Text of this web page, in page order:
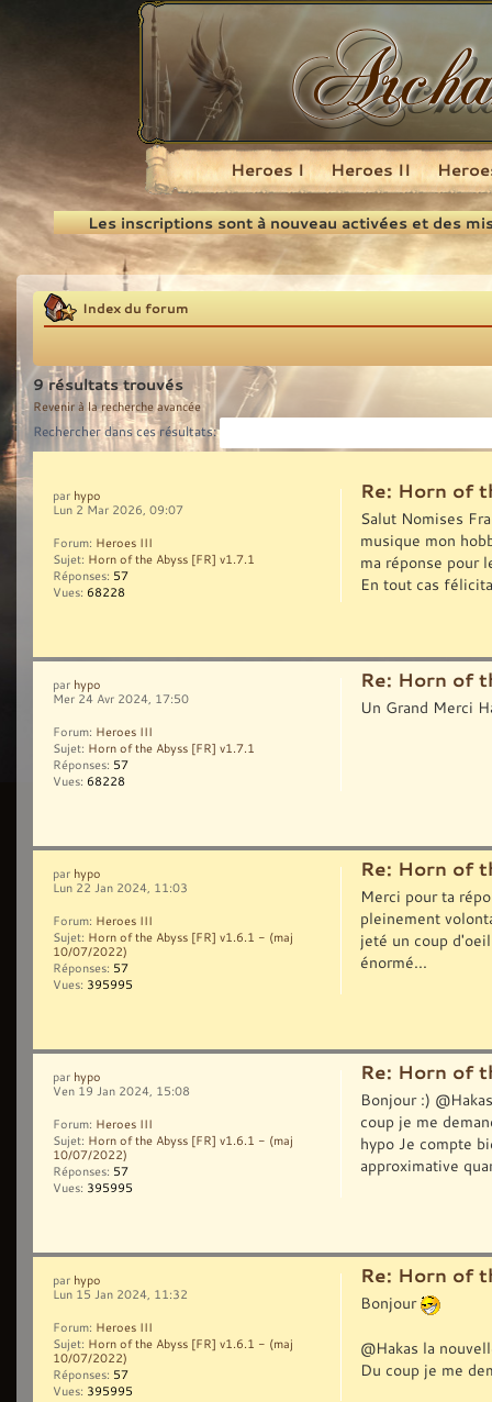
Recherche
Heroes I Heroes II
Les inscriptions sont à nouveau activées et des
Index du forum
9 résultats trouvés
Revenir à la recherche avancée
Rechercher dans ces résultats:
Re: Horn of
Salut Nomises
musique mon
ma réponse pour
En tout cas
par hypo
Lun 2 Mar 2026, 09:07
Forum: Heroes III
Sujet: Horn of the Abyss [FR] v1.7.1
Réponses: 57
Vues: 68228
Re: Horn of
Un Grand Merci
par hypo
Mer 24 Avr 2024, 17:50
Forum: Heroes III
Sujet: Horn of the Abyss [FR] v1.7.1
Réponses: 57
Vues: 68228
Re: Horn of
Merci pour ta
pleinement
jeté un coup
énormé...
par hypo
Lun 22 Jan 2024, 11:03
Forum: Heroes III
Sujet: Horn of the Abyss [FR] v1.6.1 - (maj
10/07/2022)
Réponses: 57
Vues: 395995
Re: Horn of
Bonjour :)
coup je me
hypo Je compte
approximative
par hypo
Ven 19 Jan 2024, 15:08
Forum: Heroes III
Sujet: Horn of the Abyss [FR] v1.6.1 - (maj
10/07/2022)
Réponses: 57
Vues: 395995
Re: Horn of
Bonjour
@Hakas la
Du coup je me
par hypo
Lun 15 Jan 2024, 11:32
Forum: Heroes III
Sujet: Horn of the Abyss [FR] v1.6.1 - (maj
10/07/2022)
Réponses: 57
Vues: 395995